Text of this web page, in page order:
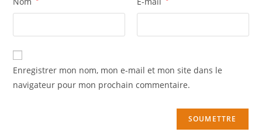
Enregistrer mon nom, mon e-mail et mon site dans le
navigateur pour mon prochain commentaire.